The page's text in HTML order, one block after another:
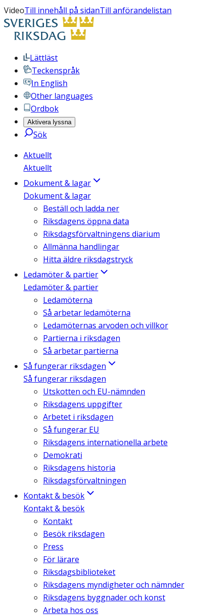
VideoTill innehåll på sidanTill anförandelistan
Lättläst
Teckenspråk
In English
Other languages
Ordbok
Aktivera lyssna
Sök
Aktuellt
Aktuellt
Dokument & lagar
Dokument & lagar
Beställ och ladda ner
Riksdagens öppna data
Riksdagsförvaltningens diarium
Allmänna handlingar
Hitta äldre riksdagstryck
Ledamöter & partier
Ledamöter & partier
Ledamöterna
Så arbetar ledamöterna
Ledamöternas arvoden och villkor
Partierna i riksdagen
Så arbetar partierna
Så fungerar riksdagen
Så fungerar riksdagen
Utskotten och EU-nämnden
Riksdagens uppgifter
Arbetet i riksdagen
Så fungerar EU
Riksdagens internationella arbete
Demokrati
Riksdagens historia
Riksdagsförvaltningen
Kontakt & besök
Kontakt & besök
Kontakt
Besök riksdagen
Press
För lärare
Riksdagsbiblioteket
Riksdagens myndigheter och nämnder
Riksdagens byggnader och konst
Arbeta hos oss